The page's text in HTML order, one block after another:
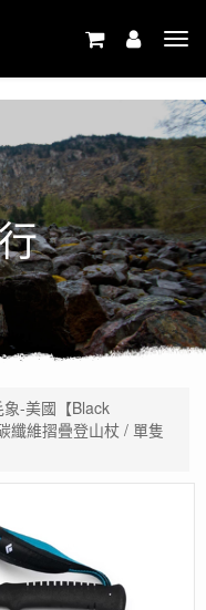
象-美國【Black
纖維摺疊登山杖 / 單隻